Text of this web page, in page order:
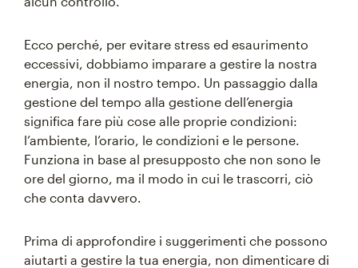
Ecco perché, per evitare stress ed esaurimento
eccessivi, dobbiamo imparare a gestire la nostra
energia, non il nostro tempo. Un passaggio dalla
gestione del tempo alla gestione dell’energia
significa fare più cose alle proprie condizioni:
l’ambiente, l’orario, le condizioni e le persone.
Funziona in base al presupposto che non sono le
ore del giorno, ma il modo in cui le trascorri, ciò
che conta davvero.
Prima di approfondire i suggerimenti che possono
aiutarti a gestire la tua energia, non dimenticare di